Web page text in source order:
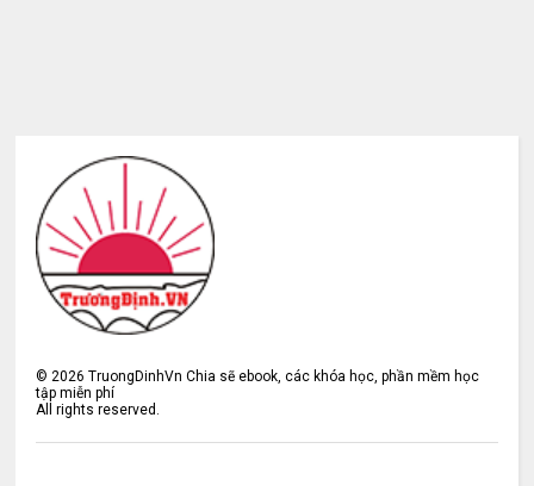
© 2026 TruongDinhVn Chia sẽ ebook, các khóa học, phần mềm học
tập miễn phí
All rights reserved.